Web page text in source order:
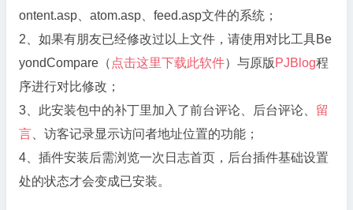
ontent.asp、atom.asp、feed.asp文件的系统；
2、如果有朋友已经修改过以上文件，请使用对比工具Be
yondCompare（ 点击这里下载此软件）与原版 PJBlog程
序进行对比修改；
3、此安装包中的补丁里加入了前台评论、后台评论、 留
言 、访客记录显示访问者地址位置的功能；
4、插件安装后需浏览一次日志首页，后台插件基础设置
处的状态才会变成已安装。